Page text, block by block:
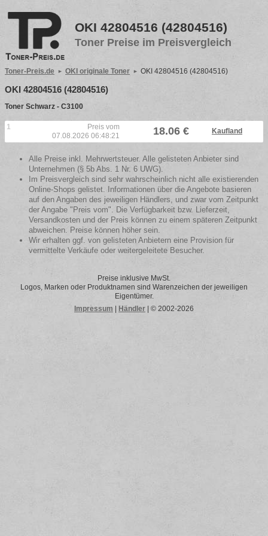
OKI 42804516 (42804516)
Toner Preise im Preisvergleich
Toner-Preis.de OKI originale Toner OKI 42804516 (42804516)
OKI 42804516 (42804516)
Toner Schwarz - C3100
1
Preis vom
07.08.2026 06:48:21
18.06 € Kaufland
Alle Preise inkl. Mehrwertsteuer. Alle gelisteten Anbieter sind
Unternehmen (§ 5b Abs. 1 Nr. 6 UWG).
Im Preisvergleich sind sehr wahrscheinlich nicht alle existierenden
Online-Shops gelistet. Informationen über die Angebote basieren
auf den Angaben des jeweiligen Händlers, und zwar vom Zeitpunkt
der Angabe "Preis vom". Die Verfügbarkeit bzw. Lieferzeit,
Versandkosten und der Preis können zu einem späteren Zeitpunkt
abweichen. Preise können höher sein.
Wir erhalten ggf. von gelisteten Anbietern eine Provision für
vermittelte Verkäufe oder weitergeleitete Besucher.
Preise inklusive MwSt.
Logos, Marken oder Produktnamen sind Warenzeichen der jeweiligen
Eigentümer.
Impressum
Händler | © 2002-2026